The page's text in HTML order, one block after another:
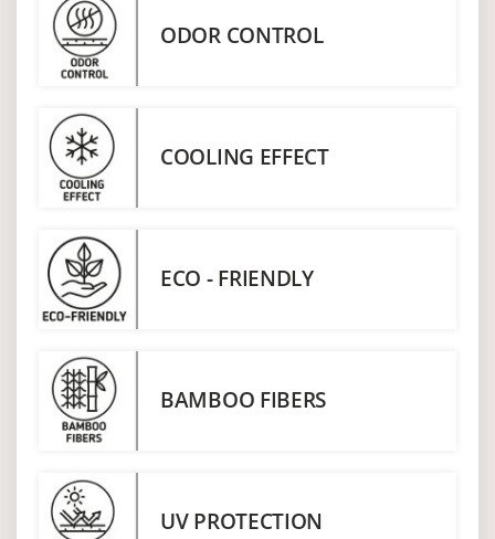
ODOR CONTROL
COOLING EFFECT
ECO - FRIENDLY
BAMBOO FIBERS
UV PROTECTION